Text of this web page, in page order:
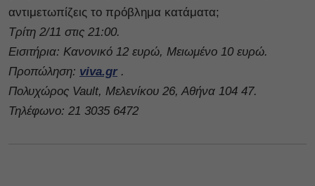
αντιμετωπίζεις το πρόβλημα κατάματα;
Τρίτη 2/11 στις 21:00.
Εισιτήρια: Κανονικό 12 ευρώ, Μειωμένο 10 ευρώ.
Προπώληση: viva.gr.
Πολυχώρος Vault, Μελενίκου 26, Αθήνα 104 47.
Τηλέφωνο: 21 3035 6472